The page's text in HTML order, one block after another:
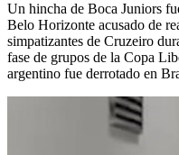
Un hincha de Boca Juniors
Belo Horizonte acusado de
simpatizantes de Cruzeiro
fase de grupos de la Copa
argentino fue derrotado en